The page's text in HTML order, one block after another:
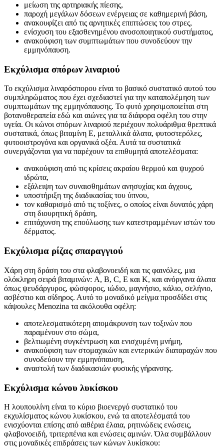
μείωση της αρτηριακής πίεσης,
παροχή μεγάλων δόσεων ενέργειας σε καθημερινή βάση,
ανακουφίζει από τις αρνητικές επιπτώσεις του στρες,
ενίσχυση του εξασθενημένου ανοσοποιητικού συστήματος,
ανακούφιση των συμπτωμάτων που συνοδεύουν την
εμμηνόπαυση.
Εκχύλισμα σπόρων λιναριού
Το εκχύλισμα λιναρόσπορου είναι το βασικό συστατικό αυτού του
συμπληρώματος που έχει σχεδιαστεί για την καταπολέμηση των
συμπτωμάτων της εμμηνόπαυσης. Το φυτό χρησιμοποιείται στη
βοτανοθεραπεία εδώ και αιώνες για τα διάφορα οφέλη του στην
υγεία. Οι κώνοι σπόρων λιναριού περιέχουν πολυάριθμα θρεπτικά
συστατικά, όπως βιταμίνη Ε, μεταλλικά άλατα, φυτοστερόλες,
φυτοοιστρογόνα και οργανικά οξέα. Αυτά τα συστατικά
συνεργάζονται για να παρέχουν τα επιθυμητά αποτελέσματα:
ανακούφιση από τις κρίσεις ακραίου θερμού και ψυχρού
ιδρώτα,
εξάλειψη των συναισθημάτων ανησυχίας και άγχους,
υποστήριξη της διαδικασίας του ύπνου,
τον καθαρισμό από τις τοξίνες, ο οποίος είναι δυνατός χάρη
στη διουρητική δράση,
επιτάχυνση της επούλωσης των κατεστραμμένων ιστών του
δέρματος.
Εκχύλισμα ρίζας σπαραγγιού
Χάρη στη δράση του στα φλαβονοειδή και τις φαινόλες, μια
ολόκληρη σειρά βιταμινών: A, B, C, E και K, και ανόργανα άλατα
όπως ψευδάργυρος, φώσφορος, ιώδιο, μαγνήσιο, κάλιο, σελήνιο,
ασβέστιο και σίδηρος. Αυτό το μοναδικό μείγμα προσδίδει στις
κάψουλες Menozina τα ακόλουθα οφέλη:
αποτελεσματικότερη απομάκρυνση των τοξινών που
παραμένουν στο σώμα,
βελτιωμένη συγκέντρωση και ενισχυμένη μνήμη,
ανακούφιση των στομαχικών και εντερικών διαταραχών που
συνοδεύουν την εμμηνόπαυση,
αναστολή των διαδικασιών φυσικής γήρανσης.
Εκχύλισμα κώνου λυκίσκου
Η λουπουλίνη είναι το κύριο βιοενεργό συστατικό του
εκχυλίσματος κώνου λυκίσκου, ενώ τα αποτελέσματά του
ενισχύονται επίσης από αιθέρια έλαια, ρητινώδεις ενώσεις,
φλαβονοειδή, τριτερπένια και ενώσεις αμινών. Όλα συμβάλλουν
στις μοναδικές επιδράσεις των κώνων λυκίσκου: